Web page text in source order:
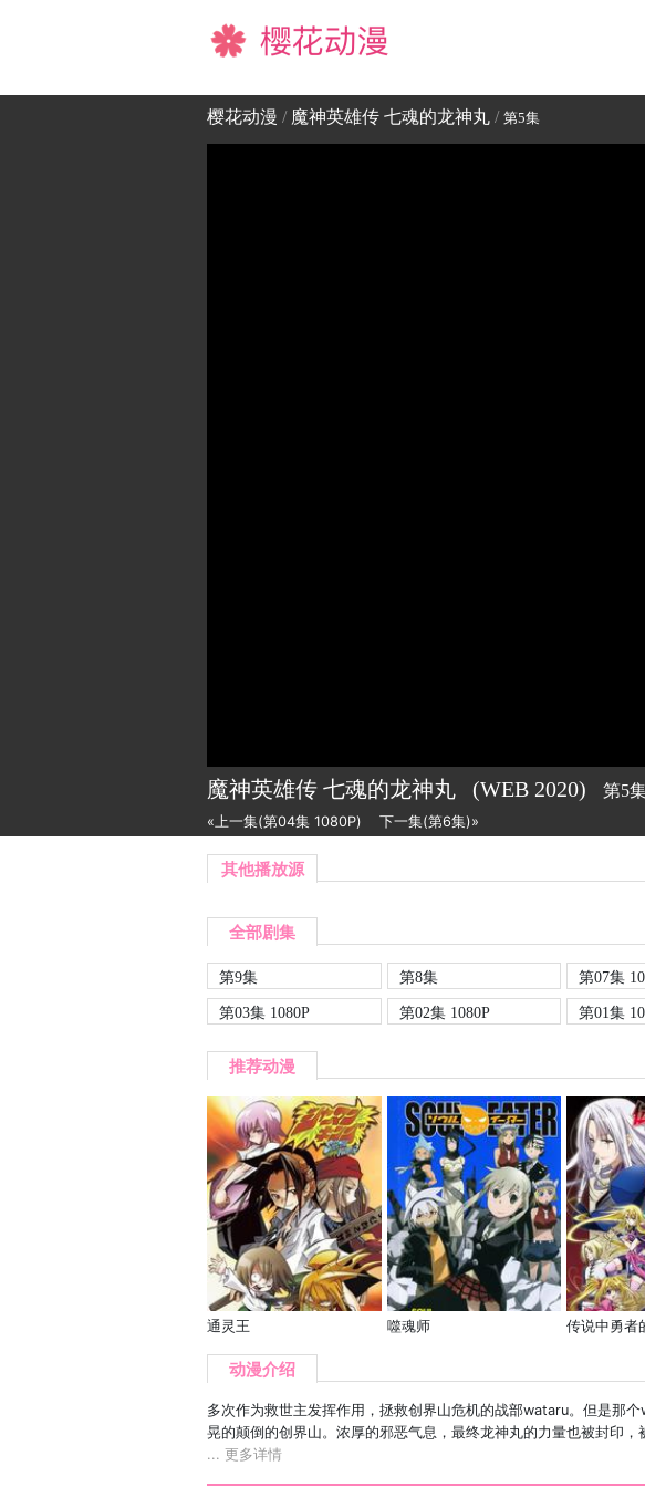
樱花动漫
樱花动漫 / 魔神英雄传 七魂的龙神丸 / 第5集
魔神英雄传 七魂的龙神丸 (WEB 2020) 第5
«上一集(第04集 1080P) 下一集(第6集)»
其他播放源
全部剧集
第9集 第8集 第07集
第03集 1080P
第02集 1080P 第01集
推荐动漫
通灵王 噬魂师 传说中勇者
动漫介绍
多次作为救世主发挥作用，拯救创界山危机的战部wataru。但是那
晃的颠倒的创界山。浓厚的邪恶气息，最终龙神丸的力量也被封印
... 更多详情